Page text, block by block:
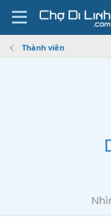
Thành viên